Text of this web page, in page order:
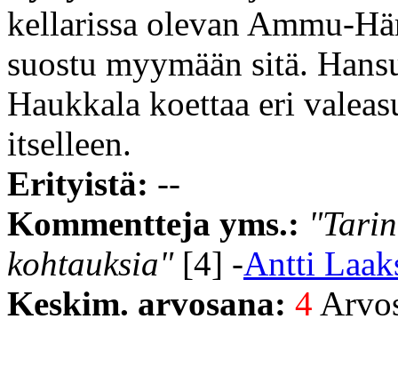
kellarissa olevan Ammu-
suostu myymään sitä.
Haukkala koettaa eri
itselleen.
Erityistä: --
Kommentteja yms.:
kohtauksia"[4] -Antti
Keskim. arvosana: 4